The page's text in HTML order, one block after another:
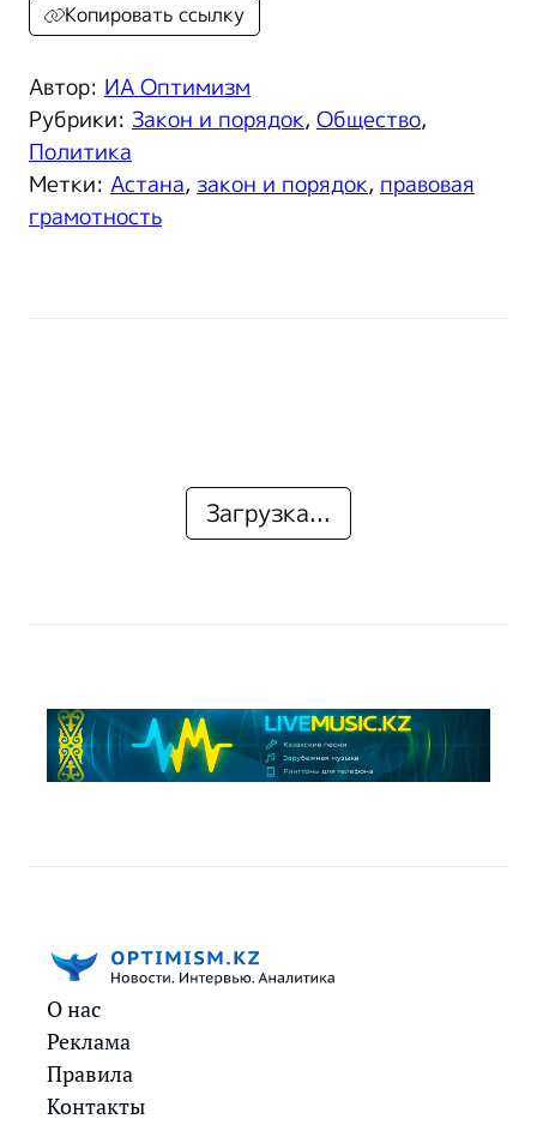
Автор: ИА Оптимизм
Рубрики: Закон и порядок, Общество,
Политика
Метки: Астана, закон и порядок, правовая
грамотность
Копировать ссылку
Загрузка...
О нас
Реклама
Правила
Контакты